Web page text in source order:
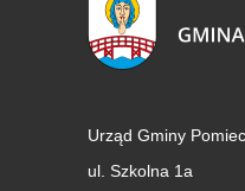
Urząd Gminy
ul. Szkolna 1a